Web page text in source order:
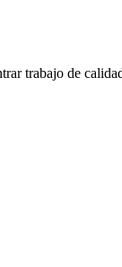
trabajo de